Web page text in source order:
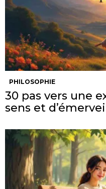
PHILOSOPHIE
30 pas vers une
sens et